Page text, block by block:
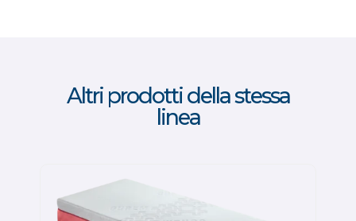
Altri prodotti della stessa
linea